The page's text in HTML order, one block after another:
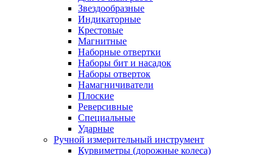
Звездообразные
Индикаторные
Крестовые
Магнитные
Наборные отвертки
Наборы бит и насадок
Наборы отверток
Намагничиватели
Плоские
Реверсивные
Специальные
Ударные
Ручной измерительный инструмент
Курвиметры (дорожные колеса)